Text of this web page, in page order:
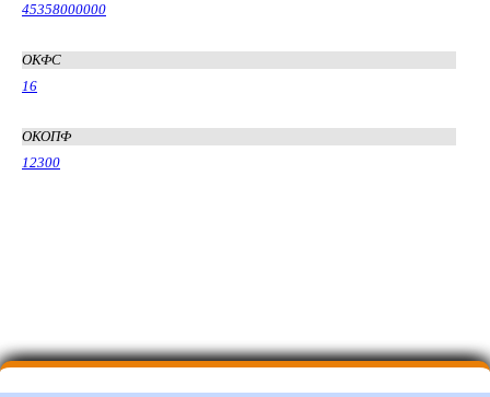
45358000000
ОКФС
16
ОКОПФ
12300